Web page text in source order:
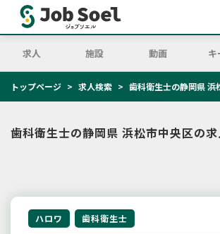
求人 施設 動画 キ
トップページ 求人検索 歯科衛生士の静岡県 浜
歯科衛生士の静岡県 浜松市中央区の
ハロワ 歯科衛生士